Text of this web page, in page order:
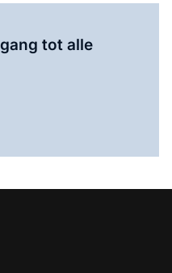
tot alle